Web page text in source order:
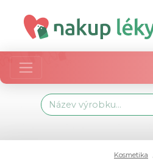
Kosmetika